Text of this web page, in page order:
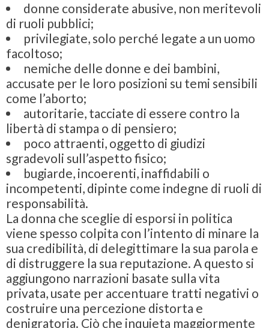
donne considerate abusive, non meritevoli
di ruoli pubblici;
privilegiate, solo perché legate a un uomo
facoltoso;
nemiche delle donne e dei bambini,
accusate per le loro posizioni su temi sensibili
come l’aborto;
autoritarie, tacciate di essere contro la
libertà di stampa o di pensiero;
poco attraenti, oggetto di giudizi
sgradevoli sull’aspetto fisico;
bugiarde, incoerenti, inaffidabili o
incompetenti, dipinte come indegne di ruoli di
responsabilità.
La donna che sceglie di esporsi in politica
viene spesso colpita con l’intento di minare la
sua credibilità, di delegittimare la sua parola e
di distruggere la sua reputazione. A questo si
aggiungono narrazioni basate sulla vita
privata, usate per accentuare tratti negativi o
costruire una percezione distorta e
denigratoria. Ciò che inquieta maggiormente